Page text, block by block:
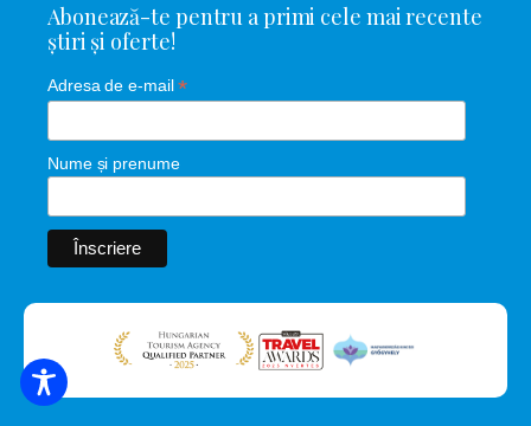
CĂUTARE DE CAZARE
Abonează-te pentru a primi cele mai recente
știri și oferte!
Adresa de e-mail*
Nume și prenume